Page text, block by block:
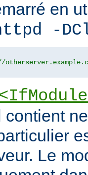
en
-
contient
Le